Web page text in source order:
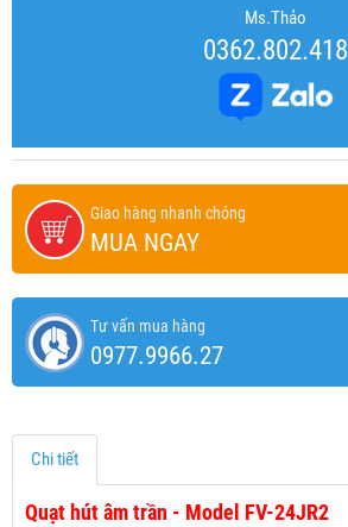
Ms.Thảo
0362.802.418
Giao hàng nhanh chóng
MUA NGAY
Tư vấn mua hàng
0977.9966.27
Chi tiết
Quạt hút âm trần - Model FV-24JR2